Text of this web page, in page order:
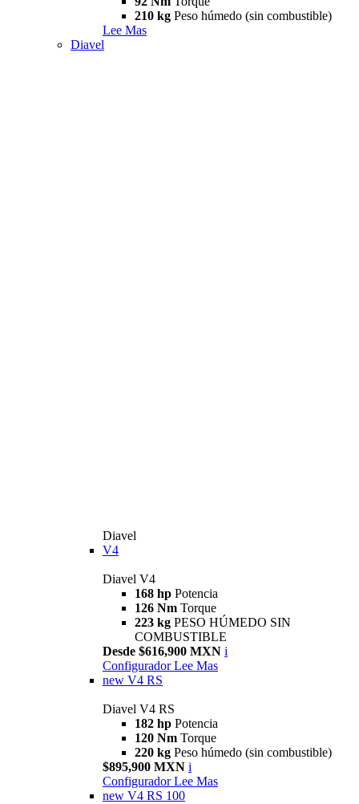
210 kg Peso húmedo (sin combustible)
Lee Mas
Diavel
Diavel
V4
Diavel V4
168 hp Potencia
126 Nm Torque
223 kg PESO HÚMEDO SIN
COMBUSTIBLE
Desde $616,900 MXN i
Configurador Lee Mas
new V4 RS
Diavel V4 RS
182 hp Potencia
120 Nm Torque
220 kg Peso húmedo (sin combustible)
$895,900 MXN i
Configurador Lee Mas
new V4 RS 100